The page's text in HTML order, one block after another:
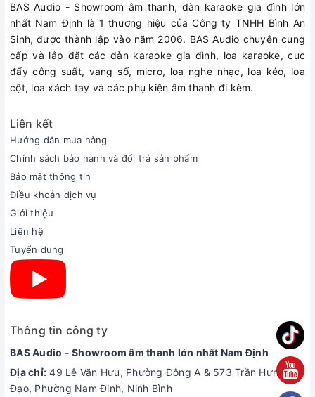
#mickhongday #mickhongdaycaiao #miccaiaokhongday
#miccaiaokhongdaytrogiang #micthuamcaiao #takstarx3pp
BAS Audio - Showroom âm thanh, dàn karaoke gia đình lớn
nhất Nam Định là 1 thương hiệu của Công ty TNHH Bình An
Sinh, được thành lập vào năm 2006. BAS Audio chuyên cung
cấp và lắp đặt các dàn karaoke gia đình, loa karaoke, cục
đẩy công suất, vang số, micro, loa nghe nhạc, loa kéo, loa
cột, loa xách tay và các phụ kiện âm thanh đi kèm.
Liên kết
Hướng dẫn mua hàng
Chính sách bảo hành và đổi trả sản phẩm
Bảo mật thông tin
Điều khoản dịch vụ
Giới thiệu
Liên hệ
Tuyển dụng
Thông tin công ty
BAS Audio - Showroom âm thanh lớn nhất Nam Định
Địa chỉ: 49 Lê Văn Hưu, Phường Đông A & 573 Trần Hưng
Đạo, Phường Nam Định, Ninh Bình